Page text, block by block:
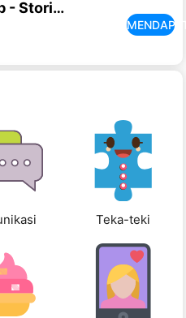
Romance Club - Stories I Play
Teka-teki